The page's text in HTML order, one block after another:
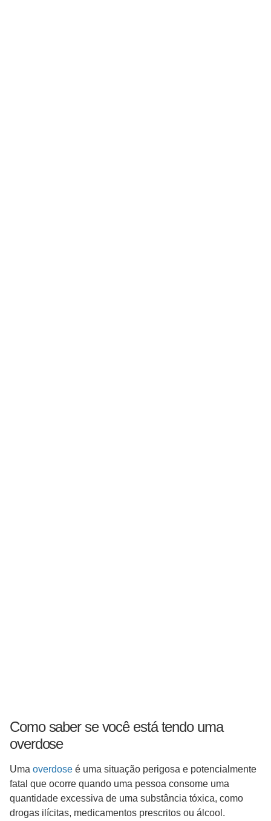
Como saber se você está tendo uma
overdose
Uma overdose é uma situação perigosa e potencialmente
fatal que ocorre quando uma pessoa consome uma
quantidade excessiva de uma substância tóxica, como
drogas ilícitas, medicamentos prescritos ou álcool.